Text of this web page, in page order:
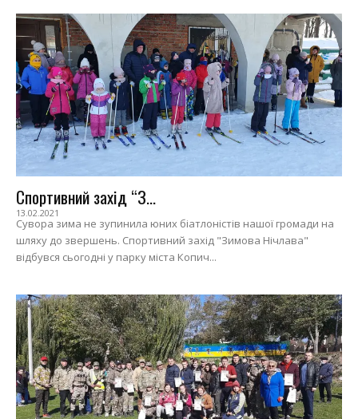
Спортивний захід “З...
13.02.2021
Сувора зима не зупинила юних біатлоністів нашої громади на
шляху до звершень. Спортивний захід "Зимова Нічлава"
відбувся сьогодні у парку міста Копич...